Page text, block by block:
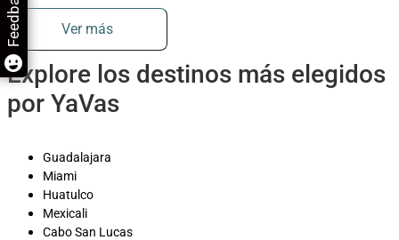
Ver más
Explore los destinos más elegidos
por YaVas
Guadalajara
Miami
Huatulco
Mexicali
Cabo San Lucas
Feedback